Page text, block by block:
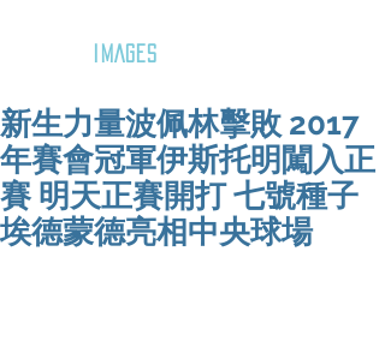
IMAGES
新生力量波佩林擊敗 2017
年賽會冠軍伊斯托明闖入正
賽 明天正賽開打 七號種子
埃德蒙德亮相中央球場